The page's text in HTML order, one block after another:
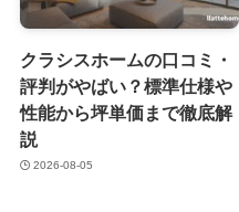
クラシスホームの口コミ・
評判がやばい？標準仕様や
性能から坪単価まで徹底解
説
2026-08-05